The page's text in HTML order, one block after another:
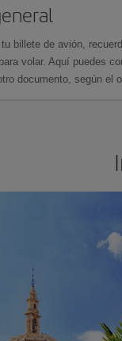
billete de avión,
volar. Aquí puedes
documento, según el